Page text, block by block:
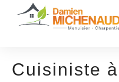
Cuisiniste